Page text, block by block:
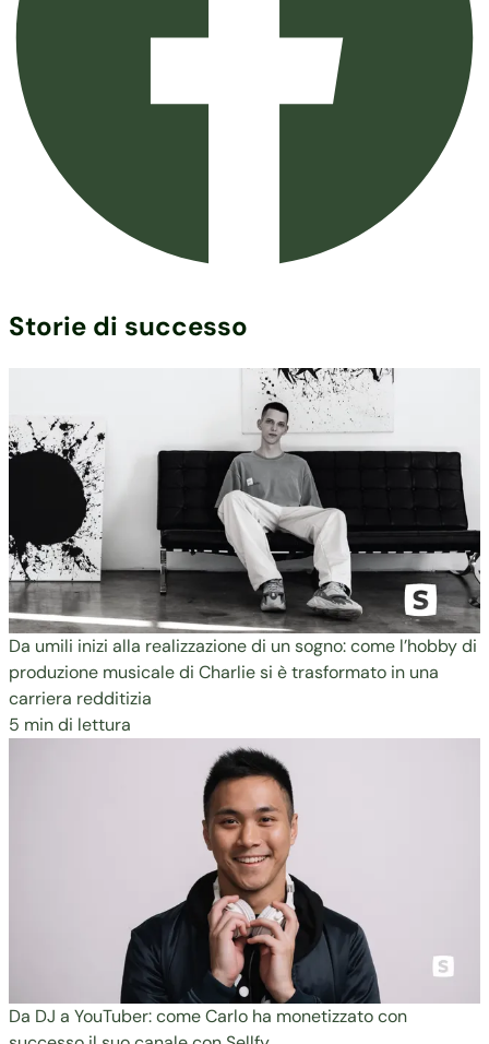
Storie di successo
Da umili inizi alla realizzazione di un sogno: come l’hobby di
produzione musicale di Charlie si è trasformato in una
carriera redditizia
5 min di lettura
Da DJ a YouTuber: come Carlo ha monetizzato con